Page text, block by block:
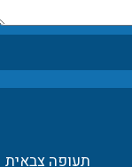
תעופה צבאית